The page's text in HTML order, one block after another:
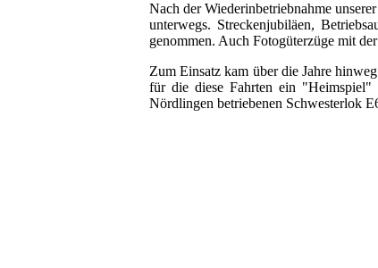
Nach der Wiederinbetriebnahme
unterwegs. Streckenjubiläen,
genommen. Auch Fotogüterzüge mit
Zum Einsatz kam über die Jahre
für die diese Fahrten ein "Heimspiel"
Nördlingen betriebenen Schwesterlok